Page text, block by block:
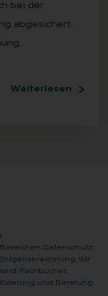
bei der
abgesichert,
Weiterlesen
Datenschutz,
Wir
Fachbücher,
und Beratung.